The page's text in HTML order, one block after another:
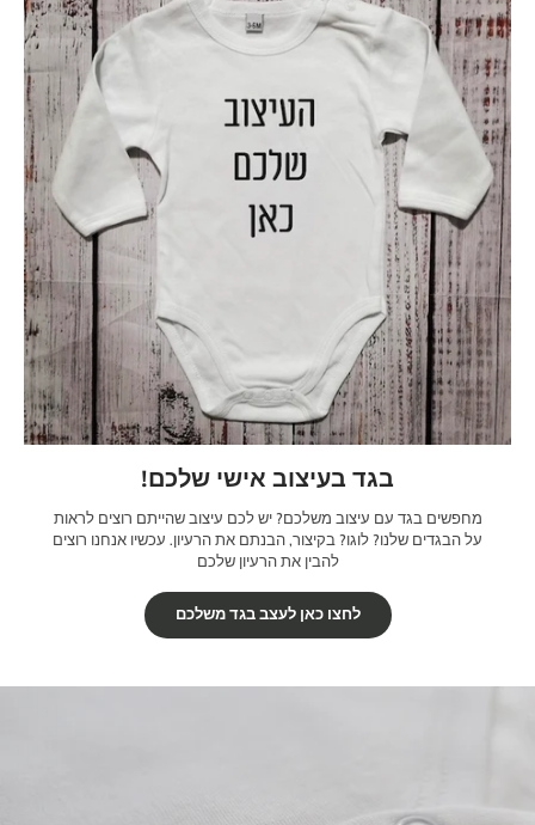
בגד בעיצוב אישי שלכם!
מחפשים בגד עם עיצוב משלכם? יש לכם עיצוב שהייתם רוצים לראות
על הבגדים שלנו? לוגו? בקיצור, הבנתם את הרעיון. עכשיו אנחנו רוצים
להבין את הרעיון שלכם
לחצו כאן לעצב בגד משלכם